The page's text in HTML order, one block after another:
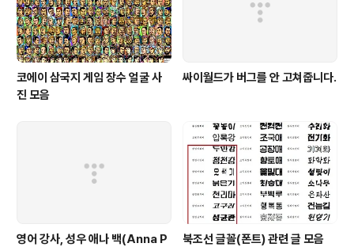
코에이 삼국지 게임 장수 얼굴 사
진 모음
싸이월드가 버그를 안 고쳐줍니다.
영어 강사, 성우 애나 백(Anna P
북조선 글꼴(폰트) 관련 글 모음